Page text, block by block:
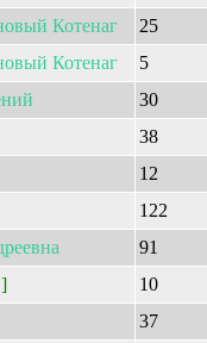
Котенаг 25
Котенаг 5
30
38
12
122
91
10
37